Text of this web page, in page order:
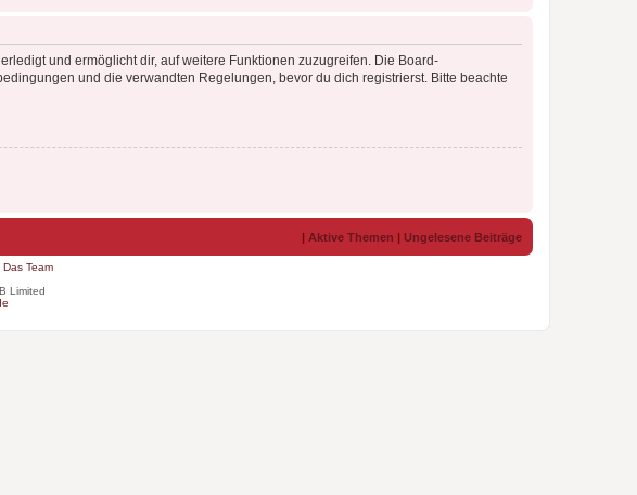
und ermöglicht dir, auf weitere Funktionen zuzugreifen. Die Board-
und die verwandten Regelungen, bevor du dich registrierst. Bitte beachte
| Aktive Themen | Ungelesene Beiträge
Das Team
Limited